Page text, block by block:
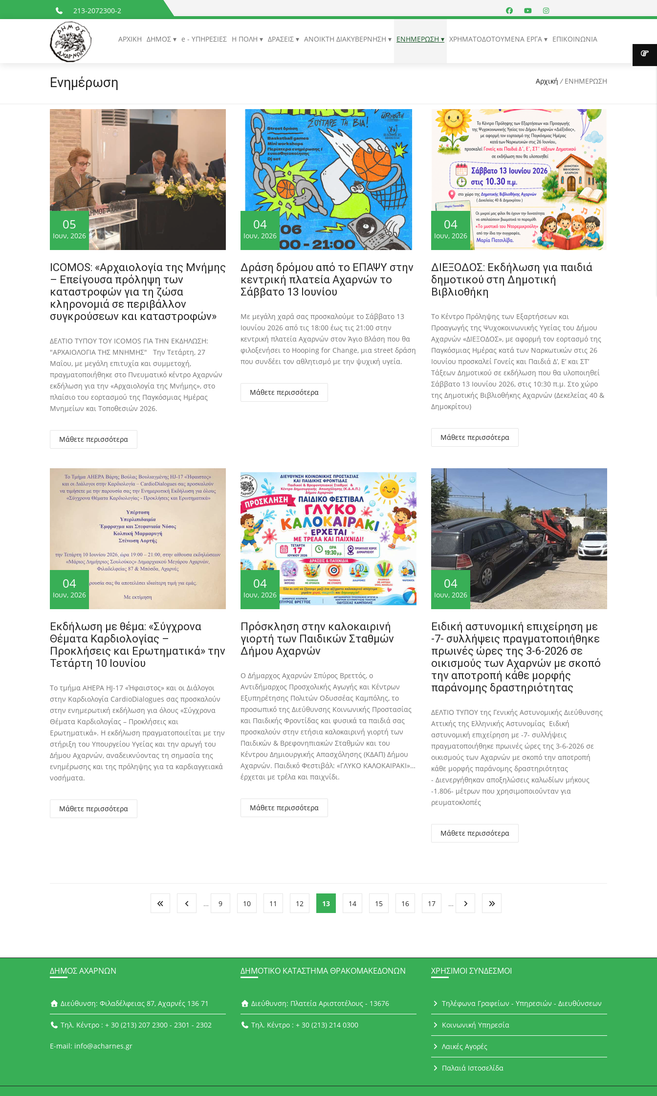
213-2072300-2
ΑΡΧΙΚΗ ΔΗΜΟΣ e - ΥΠΗΡΕΣΙΕΣ Η ΠΟΛΗ ΔΡΑΣΕΙΣ ΑΝΟΙΚΤΗ ΔΙΑΚΥΒΕΡΝΗΣΗ ΕΝΗΜΕΡΩΣΗ ΧΡΗΜΑΤΟΔΟΤΟΥΜΕΝΑ ΕΡΓΑ ΕΠΙΚΟΙΝΩΝΙΑ
Ενημέρωση Αρχική / ΕΝΗΜΕΡΩΣΗ
05
Ιουν, 2026
ICOMOS: «Αρχαιολογία της Μνήμης
– Επείγουσα πρόληψη των
καταστροφών για τη ζώσα
κληρονομιά σε περιβάλλον
συγκρούσεων και καταστροφών»
ΔΕΛΤΙΟ ΤΥΠΟΥ ΤΟΥ ICOMOS ΓΙΑ ΤΗΝ ΕΚΔΗΛΩΣΗ:
"ΑΡΧΑΙΟΛΟΓΙΑ ΤΗΣ ΜΝΗΜΗΣ" Την Τετάρτη, 27
Μαΐου, με μεγάλη επιτυχία και συμμετοχή,
πραγματοποιήθηκε στο Πνευματικό κέντρο Αχαρνών
εκδήλωση για την «Αρχαιολογία της Μνήμης», στο
πλαίσιο του εορτασμού της Παγκόσμιας Ημέρας
Μνημείων και Τοποθεσιών 2026.
Μάθετε περισσότερα
04
Ιουν, 2026
Δράση δρόμου από το ΕΠΑΨΥ στην
κεντρική πλατεία Αχαρνών το
Σάββατο 13 Ιουνίου
Με μεγάλη χαρά σας προσκαλούμε το Σάββατο 13
Ιουνίου 2026 από τις 18:00 έως τις 21:00 στην
κεντρική πλατεία Αχαρνών στον Άγιο Βλάση που θα
φιλοξενήσει το Hooping for Change, μια street δράση
που συνδέει τον αθλητισμό με την ψυχική υγεία.
Μάθετε περισσότερα
04
Ιουν, 2026
ΔΙΕΞΟΔΟΣ: Εκδήλωση για παιδιά
δημοτικού στη Δημοτική
Βιβλιοθήκη
Το Κέντρο Πρόληψης των Εξαρτήσεων και
Προαγωγής της Ψυχοκοινωνικής Υγείας του Δήμου
Αχαρνών «ΔΙΕΞΟΔΟΣ», με αφορμή τον εορτασμό της
Παγκόσμιας Ημέρας κατά των Ναρκωτικών στις 26
Ιουνίου προσκαλεί Γονείς και Παιδιά Δ’, Ε’ και ΣΤ’
Τάξεων Δημοτικού σε εκδήλωση που θα υλοποιηθεί
Σάββατο 13 Ιουνίου 2026, στις 10:30 π.μ. Στο χώρο
της Δημοτικής Βιβλιοθήκης Αχαρνών (Δεκελείας 40 &
Δημοκρίτου)
Μάθετε περισσότερα
04
Ιουν, 2026
Εκδήλωση με θέμα: «Σύγχρονα
Θέματα Καρδιολογίας –
Προκλήσεις και Ερωτηματικά» την
Τετάρτη 10 Ιουνίου
Το τμήμα AHEPA HJ-17 «Ήφαιστος» και οι Διάλογοι
στην Καρδιολογία CardioDialogues σας προσκαλούν
στην ενημερωτική εκδήλωση για όλους «Σύγχρονα
Θέματα Καρδιολογίας – Προκλήσεις και
Ερωτηματικά». Η εκδήλωση πραγματοποιείται με την
στήριξη του Υπουργείου Υγείας και την αρωγή του
Δήμου Αχαρνών, αναδεικνύοντας τη σημασία της
ενημέρωσης και της πρόληψης για τα καρδιαγγειακά
νοσήματα.
Μάθετε περισσότερα
04
Ιουν, 2026
Πρόσκληση στην καλοκαιρινή
γιορτή των Παιδικών Σταθμών
Δήμου Αχαρνών
Ο Δήμαρχος Αχαρνών Σπύρος Βρεττός, ο
Αντιδήμαρχος Προσχολικής Αγωγής και Κέντρων
Εξυπηρέτησης Πολιτών Οδυσσέας Καμπόλης, το
προσωπικό της Διεύθυνσης Κοινωνικής Προστασίας
και Παιδικής Φροντίδας και φυσικά τα παιδιά σας
προσκαλούν στην ετήσια καλοκαιρινή γιορτή των
Παιδικών & Βρεφονηπιακών Σταθμών και του
Κέντρου Δημιουργικής Απασχόλησης (ΚΔΑΠ) Δήμου
Αχαρνών. Παιδικό Φεστιβάλ: «ΓΛΥΚΟ ΚΑΛΟΚΑΙΡΑΚΙ»…
έρχεται με τρέλα και παιχνίδι.
Μάθετε περισσότερα
04
Ιουν, 2026
Ειδική αστυνομική επιχείρηση με
-7- συλλήψεις πραγματοποιήθηκε
πρωινές ώρες της 3-6-2026 σε
οικισμούς των Αχαρνών με σκοπό
την αποτροπή κάθε μορφής
παράνομης δραστηριότητας
ΔΕΛΤΙΟ ΤΥΠΟΥ της Γενικής Αστυνομικής Διεύθυνσης
Αττικής της Ελληνικής Αστυνομίας Ειδική
αστυνομική επιχείρηση με -7- συλλήψεις
πραγματοποιήθηκε πρωινές ώρες της 3-6-2026 σε
οικισμούς των Αχαρνών με σκοπό την αποτροπή
κάθε μορφής παράνομης δραστηριότητας
- Διενεργήθηκαν αποξηλώσεις καλωδίων μήκους
-1.806- μέτρων που χρησιμοποιούνταν για
ρευματοκλοπές
Μάθετε περισσότερα
… 9 10 11 12 13 14 15 16 17 …
ΔΉΜΟΣ ΑΧΑΡΝΏΝ
Διεύθυνση: Φιλαδέλφειας 87, Αχαρνές 136 71
Τηλ. Κέντρο : + 30 (213) 207 2300 - 2301 - 2302
E-mail: info@acharnes.gr
ΔΗΜΟΤΙΚΌ ΚΑΤΆΣΤΗΜΑ ΘΡΑΚΟΜΑΚΕΔΌΝΩΝ
Διεύθυνση: Πλατεία Αριστοτέλους - 13676
Τηλ. Κέντρο : + 30 (213) 214 0300
ΧΡΉΣΙΜΟΙ ΣΎΝΔΕΣΜΟΙ
Τηλέφωνα Γραφείων - Υπηρεσιών - Διευθύνσεων
Κοινωνική Υπηρεσία
Λαικές Αγορές
Παλαιά Ιστοσελίδα